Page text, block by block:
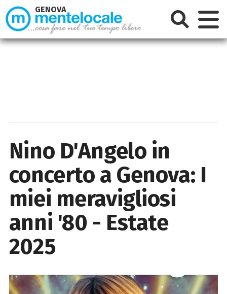
Nino D'Angelo in
concerto a Genova: I
miei meravigliosi
anni '80 - Estate
2025
GENOVA